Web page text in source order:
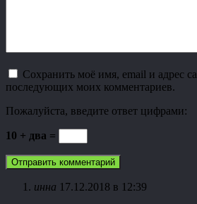
Сохранить моё имя, email и адрес
последующих моих комментариев.
Пожалуйста, введите ответ цифрами:
10 + два =
инна 17.12.2018 в 12:39